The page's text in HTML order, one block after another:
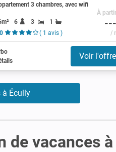
3 chambres, avec wifi
6 3
1
( 1 avis )
À
/
Voir l'offre
à Écully
de vacances